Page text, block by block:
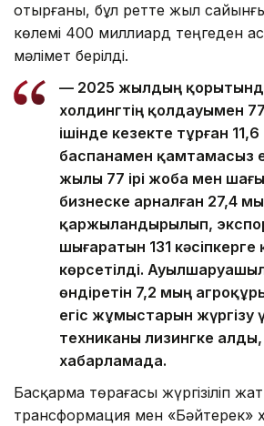
отырғаны, бұл ретте жыл
көлемі 400 миллиард теңгеден
мәлімет берілді.
— 2025 жылдың
холдингтің қолдауымен
ішінде кезекте тұрған
баспанамен қамтамасыз
жылы 77 ірі жоба мен
бизнеске арналған 27,4
қаржыландырылып,
шығаратын 131 кәсіпкерге
көрсетілді.
өндіретін 7,2 мың
егіс жұмыстарын жүргізу
техниканы лизингке
хабарламада.
Басқарма төрағасы жүргізіліп
трансформация мен «Бәйтерек»